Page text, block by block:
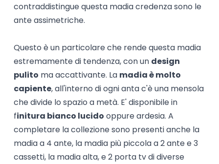
contraddistingue questa madia credenza sono le
ante assimetriche.
Questo è un particolare che rende questa madia
estremamente di tendenza, con un design
pulito ma accattivante. La madia è molto
capiente, all'interno di ogni anta c'è una mensola
che divide lo spazio a metà. E' disponibile in
finitura bianco lucido oppure ardesia. A
completare la collezione sono presenti anche la
madia a 4 ante, la madia più piccola a 2 ante e 3
cassetti, la madia alta, e 2 porta tv di diverse